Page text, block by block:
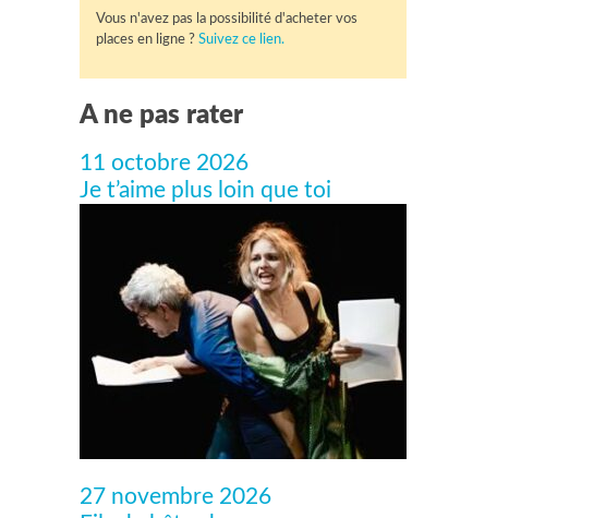
Vous n'avez pas la possibilité d'acheter vos
places en ligne ? Suivez ce lien.
A ne pas rater
11 octobre 2026
Je t’aime plus loin que toi
27 novembre 2026